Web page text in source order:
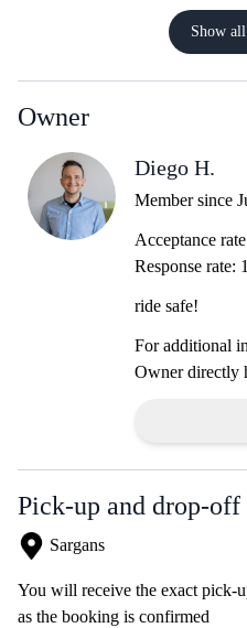
Show
Owner
Diego H.
Member since
Acceptance
Response rate:
ride safe!
For additional
Owner directly
Pick-up and drop-
Sargans
You will receive the exact pick-
as the booking is confirmed